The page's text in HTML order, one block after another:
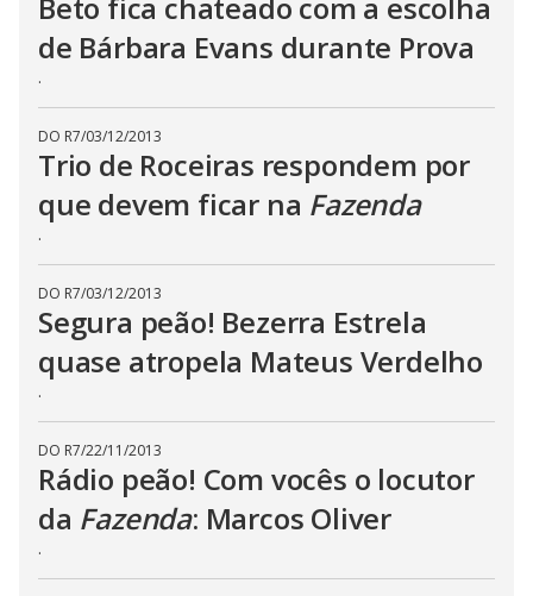
de Bárbara Evans durante Prova
.
DO R7/03/12/2013
Trio de Roceiras respondem por
que devem ficar na Fazenda
.
DO R7/03/12/2013
Segura peão! Bezerra Estrela
quase atropela Mateus Verdelho
.
DO R7/22/11/2013
Rádio peão! Com vocês o locutor
da Fazenda: Marcos Oliver
.